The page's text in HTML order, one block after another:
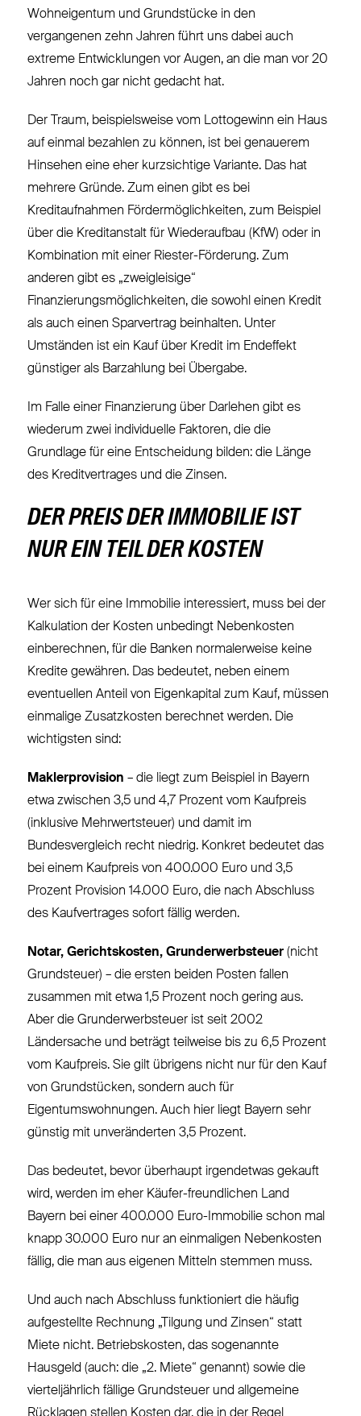
Wohneigentum und Grundstücke in den
vergangenen zehn Jahren führt uns dabei auch
extreme Entwicklungen vor Augen, an die man vor 20
Jahren noch gar nicht gedacht hat.
Der Traum, beispielsweise vom Lottogewinn ein Haus
auf einmal bezahlen zu können, ist bei genauerem
Hinsehen eine eher kurzsichtige Variante. Das hat
mehrere Gründe. Zum einen gibt es bei
Kreditaufnahmen Fördermöglichkeiten, zum Beispiel
über die Kreditanstalt für Wiederaufbau (KfW) oder in
Kombination mit einer Riester-Förderung. Zum
anderen gibt es „zweigleisige“
Finanzierungsmöglichkeiten, die sowohl einen Kredit
als auch einen Sparvertrag beinhalten. Unter
Umständen ist ein Kauf über Kredit im Endeffekt
günstiger als Barzahlung bei Übergabe.
Im Falle einer Finanzierung über Darlehen gibt es
wiederum zwei individuelle Faktoren, die die
Grundlage für eine Entscheidung bilden: die Länge
des Kreditvertrages und die Zinsen.
DER PREIS DER IMMOBILIE IST
NUR EIN TEIL DER KOSTEN
Wer sich für eine Immobilie interessiert, muss bei der
Kalkulation der Kosten unbedingt Nebenkosten
einberechnen, für die Banken normalerweise keine
Kredite gewähren. Das bedeutet, neben einem
eventuellen Anteil von Eigenkapital zum Kauf, müssen
einmalige Zusatzkosten berechnet werden. Die
wichtigsten sind:
Maklerprovision – die liegt zum Beispiel in Bayern
etwa zwischen 3,5 und 4,7 Prozent vom Kaufpreis
(inklusive Mehrwertsteuer) und damit im
Bundesvergleich recht niedrig. Konkret bedeutet das
bei einem Kaufpreis von 400.000 Euro und 3,5
Prozent Provision 14.000 Euro, die nach Abschluss
des Kaufvertrages sofort fällig werden.
Notar, Gerichtskosten, Grunderwerbsteuer (nicht
Grundsteuer) – die ersten beiden Posten fallen
zusammen mit etwa 1,5 Prozent noch gering aus.
Aber die Grunderwerbsteuer ist seit 2002
Ländersache und beträgt teilweise bis zu 6,5 Prozent
vom Kaufpreis. Sie gilt übrigens nicht nur für den Kauf
von Grundstücken, sondern auch für
Eigentumswohnungen. Auch hier liegt Bayern sehr
günstig mit unveränderten 3,5 Prozent.
Das bedeutet, bevor überhaupt irgendetwas gekauft
wird, werden im eher Käufer-freundlichen Land
Bayern bei einer 400.000 Euro-Immobilie schon mal
knapp 30.000 Euro nur an einmaligen Nebenkosten
fällig, die man aus eigenen Mitteln stemmen muss.
Und auch nach Abschluss funktioniert die häufig
aufgestellte Rechnung „Tilgung und Zinsen“ statt
Miete nicht. Betriebskosten, das sogenannte
Hausgeld (auch: die „2. Miete“ genannt) sowie die
vierteljährlich fällige Grundsteuer und allgemeine